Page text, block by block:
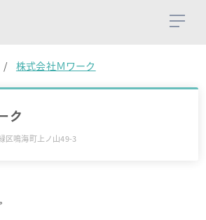
株式会社Ｍワーク
ク
区鳴海町上ノ山49-3